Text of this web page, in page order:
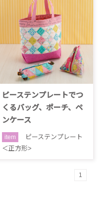
ピーステンプレートでつ
くるバッグ、ポーチ、ペ
ンケース
item
ピーステンプレート
＜正方形>
1